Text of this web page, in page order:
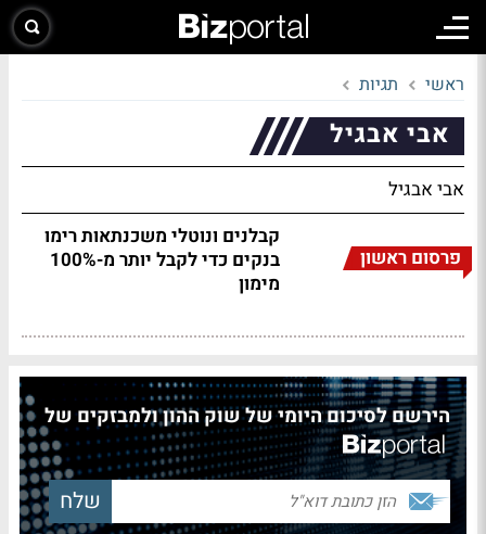
ראשי תגיות
אבי אבגיל
אבי אבגיל
פרסום ראשון
קבלנים ונוטלי משכנתאות רימו
בנקים כדי לקבל יותר מ-100%
מימון
הירשם לסיכום היומי של שוק ההון ולמבזקים של